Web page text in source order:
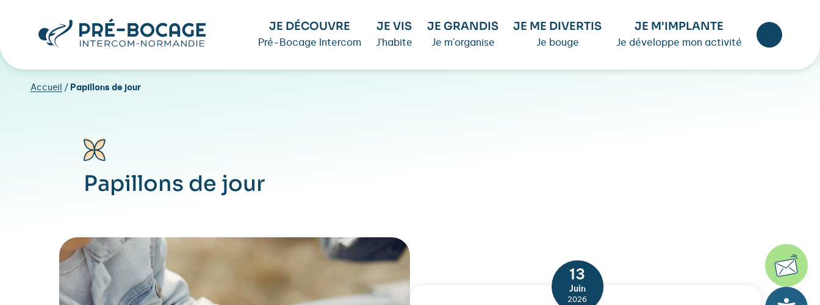
JE DÉCOUVRE
Pré-Bocage Intercom
JE VIS
J'habite
JE GRANDIS
Je m'organise
JE ME DIVERTIS
Je bouge
JE M'IMPLANTE
Je développe mon activité
Accueil / Papillons de jour
Papillons de jour
13
Juin
2026